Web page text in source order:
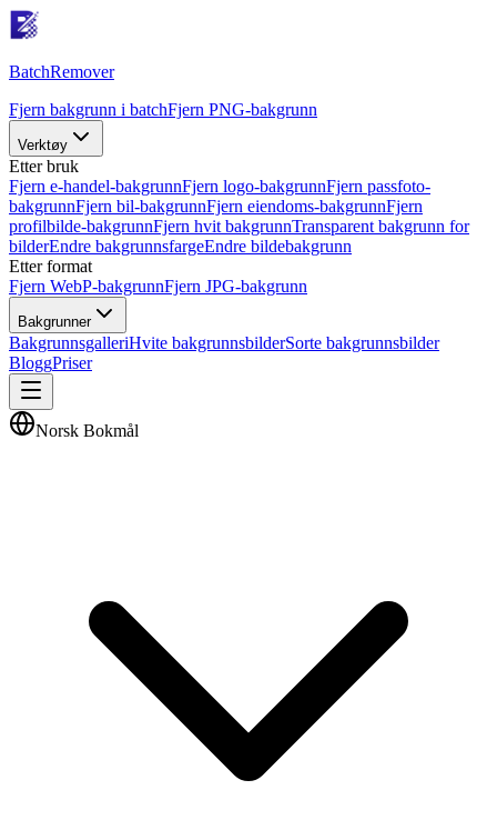
BatchRemover
Fjern bakgrunn i batchFjern PNG-bakgrunn
Verktøy
Etter bruk
Fjern e-handel-bakgrunnFjern logo-bakgrunnFjern passfoto-
bakgrunnFjern bil-bakgrunnFjern eiendoms-bakgrunnFjern
profilbilde-bakgrunnFjern hvit bakgrunnTransparent bakgrunn for
bilderEndre bakgrunnsfargeEndre bildebakgrunn
Etter format
Fjern WebP-bakgrunnFjern JPG-bakgrunn
Bakgrunner
BakgrunnsgalleriHvite bakgrunnsbilderSorte bakgrunnsbilder
BloggPriser
Norsk Bokmål